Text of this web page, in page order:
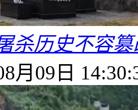
杀历史不容
月09日